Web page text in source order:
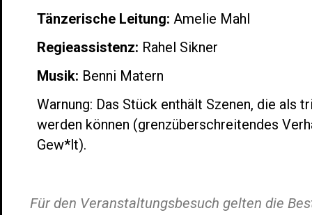
Tänzerische Leitung: Amelie Mahl
Regieassistenz: Rahel Sikner
Musik: Benni Matern
Warnung: Das Stück enthält Szenen, die als
werden können (grenzüberschreitendes
Gew*lt).
Für den Veranstaltungsbesuch gelten die